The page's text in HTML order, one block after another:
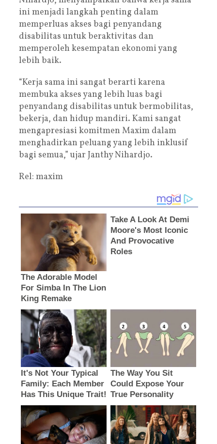
ini menjadi langkah penting dalam
memperluas akses bagi penyandang
disabilitas untuk beraktivitas dan
memperoleh kesempatan ekonomi yang
lebih baik.
“Kerja sama ini sangat berarti karena
membuka akses yang lebih luas bagi
penyandang disabilitas untuk bermobilitas,
bekerja, dan hidup mandiri. Kami sangat
mengapresiasi komitmen Maxim dalam
menghadirkan peluang yang lebih inklusif
bagi semua,” ujar Janthy Nihardjo.
Rel: maxim